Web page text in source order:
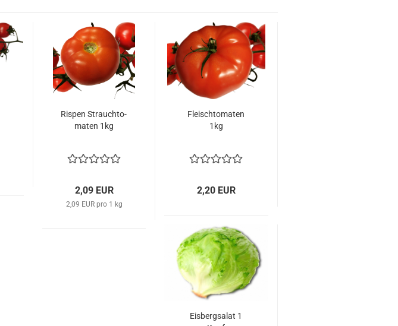
Ris­pen Strauch­to­
ma­ten 1kg
2,09 EUR
2,09 EUR pro 1 kg
Fleisch­to­ma­ten
1kg
2,20 EUR
Eis­berg­sa­lat 1